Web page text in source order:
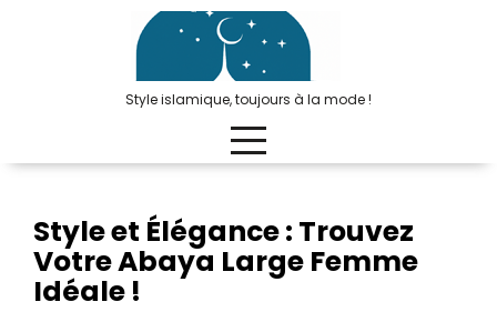
Style islamique, toujours à la mode !
Style et Élégance : Trouvez
Votre Abaya Large Femme
Idéale !